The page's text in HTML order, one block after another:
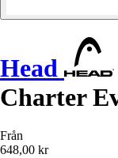
Head
Charter
Från
648,00 kr